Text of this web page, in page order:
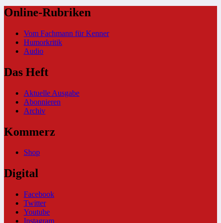
Online-Rubriken
Vom Fachmann für Kenner
Humorkritik
Audio
Das Heft
Aktuelle Ausgabe
Abonnieren
Archiv
Kommerz
Shop
Digital
Facebook
Twitter
Youtube
Instagram